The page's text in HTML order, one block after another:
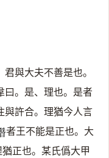
君與大夫不善是也。
曰。是、理也。是者
與許合。理猶今人言
者王不能是正也。大
正也。某氏僞大甲